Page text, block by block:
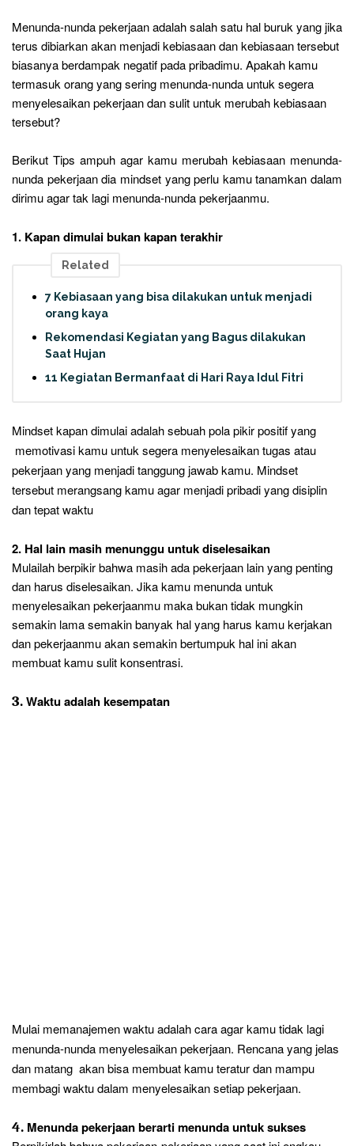
Menunda-nunda pekerjaan adalah salah satu hal buruk yang jika
terus dibiarkan akan menjadi kebiasaan dan kebiasaan tersebut
biasanya berdampak negatif pada pribadimu. Apakah kamu
termasuk orang yang sering menunda-nunda untuk segera
menyelesaikan pekerjaan dan sulit untuk merubah kebiasaan
tersebut?
Berikut Tips ampuh agar kamu merubah kebiasaan menunda-
nunda pekerjaan dia mindset yang perlu kamu tanamkan dalam
dirimu agar tak lagi menunda-nunda pekerjaanmu.
1. Kapan dimulai bukan kapan terakhir
Related
7 Kebiasaan yang bisa dilakukan untuk menjadi
orang kaya
Rekomendasi Kegiatan yang Bagus dilakukan
Saat Hujan
11 Kegiatan Bermanfaat di Hari Raya Idul Fitri
Mindset kapan dimulai adalah sebuah pola pikir positif yang
memotivasi kamu untuk segera menyelesaikan tugas atau
pekerjaan yang menjadi tanggung jawab kamu. Mindset
tersebut merangsang kamu agar menjadi pribadi yang disiplin
dan tepat waktu
2. Hal lain masih menunggu untuk diselesaikan
Mulailah berpikir bahwa masih ada pekerjaan lain yang penting
dan harus diselesaikan. Jika kamu menunda untuk
menyelesaikan pekerjaanmu maka bukan tidak mungkin
semakin lama semakin banyak hal yang harus kamu kerjakan
dan pekerjaanmu akan semakin bertumpuk hal ini akan
membuat kamu sulit konsentrasi.
3.Waktu adalah kesempatan
Mulai memanajemen waktu adalah cara agar kamu tidak lagi
menunda-nunda menyelesaikan pekerjaan. Rencana yang jelas
dan matang akan bisa membuat kamu teratur dan mampu
membagi waktu dalam menyelesaikan setiap pekerjaan.
4. Menunda pekerjaan berarti menunda untuk sukses